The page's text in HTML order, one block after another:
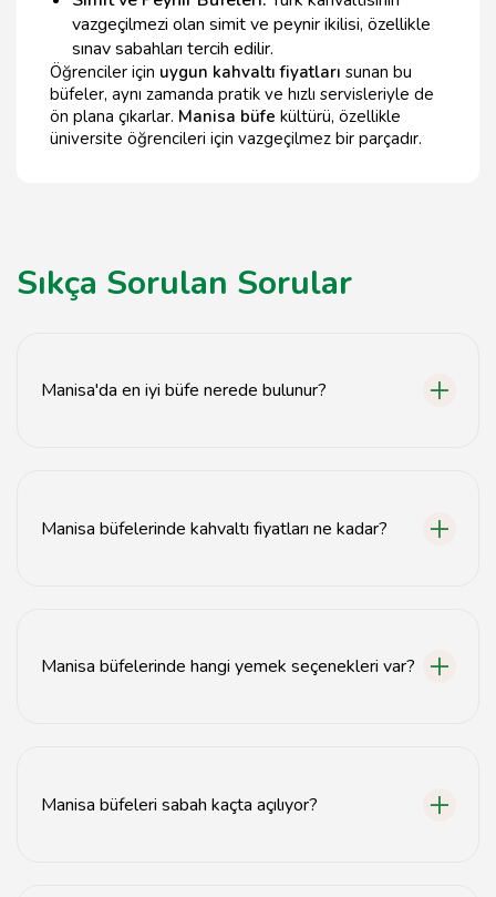
vazgeçilmezi olan simit ve peynir ikilisi, özellikle
sınav sabahları tercih edilir.
Öğrenciler için uygun kahvaltı fiyatları sunan bu
büfeler, aynı zamanda pratik ve hızlı servisleriyle de
ön plana çıkarlar. Manisa büfe kültürü, özellikle
üniversite öğrencileri için vazgeçilmez bir parçadır.
Sıkça Sorulan Sorular
Manisa'da en iyi büfe nerede bulunur?
Manisa büfelerinde kahvaltı fiyatları ne kadar?
Manisa büfelerinde hangi yemek seçenekleri var?
Manisa büfeleri sabah kaçta açılıyor?